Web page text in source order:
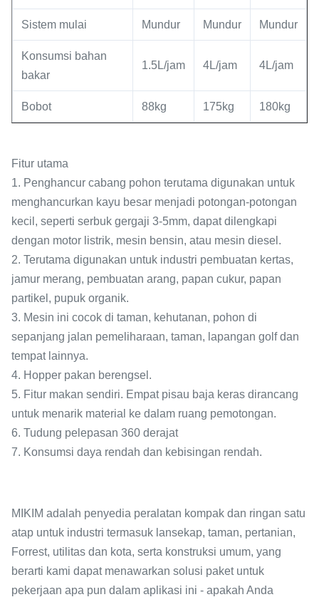
Sistem mulai Mundur Mundur Mundur
Konsumsi bahan
bakar
1.5L/jam 4L/jam 4L/jam
Bobot 88kg 175kg 180kg
Fitur utama
1. Penghancur cabang pohon terutama digunakan untuk
menghancurkan kayu besar menjadi potongan-potongan
kecil, seperti serbuk gergaji 3-5mm, dapat dilengkapi
dengan motor listrik, mesin bensin, atau mesin diesel.
2. Terutama digunakan untuk industri pembuatan kertas,
jamur merang, pembuatan arang, papan cukur, papan
partikel, pupuk organik.
3. Mesin ini cocok di taman, kehutanan, pohon di
sepanjang jalan pemeliharaan, taman, lapangan golf dan
tempat lainnya.
4. Hopper pakan berengsel.
5. Fitur makan sendiri. Empat pisau baja keras dirancang
untuk menarik material ke dalam ruang pemotongan.
6. Tudung pelepasan 360 derajat
7. Konsumsi daya rendah dan kebisingan rendah.
MIKIM adalah penyedia peralatan kompak dan ringan satu
atap untuk industri termasuk lansekap, taman, pertanian,
Forrest, utilitas dan kota, serta konstruksi umum, yang
berarti kami dapat menawarkan solusi paket untuk
pekerjaan apa pun dalam aplikasi ini - apakah Anda